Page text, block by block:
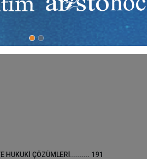
İLE İLİŞKİSİ.................. 157
HUKUKİ ÇÖZÜMLERİ.......... 191